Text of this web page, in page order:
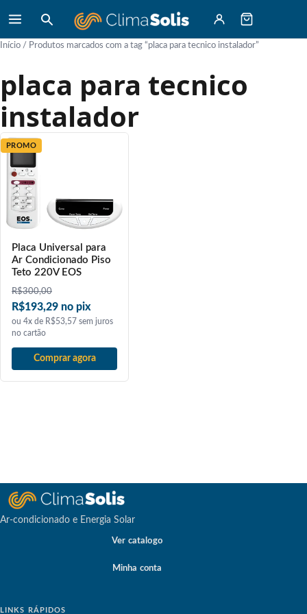
Início / Produtos marcados com a tag “placa para tecnico instalador”
placa para tecnico
instalador
PROMO
Placa Universal para
Ar Condicionado Piso
Teto 220V EOS
R$300,00
R$193,29 no pix
ou 4x de R$53,57 sem juros
no cartão
Comprar agora
Ar-condicionado e Energia Solar
Ver catalogo
Minha conta
LINKS RÁPIDOS